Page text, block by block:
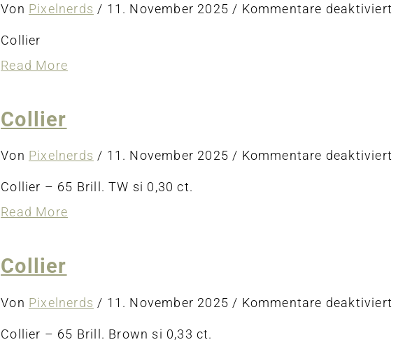
Von Pixelnerds / 11. November 2025 / Kommentare deaktiviert
Collier
Read Moreabout
Collier
Von Pixelnerds / 11. November 2025 / Kommentare deaktiviert
Collier – 65 Brill. TW si 0,30 ct.
Read Moreabout
Collier
Von Pixelnerds / 11. November 2025 / Kommentare deaktiviert
Collier – 65 Brill. Brown si 0,33 ct.